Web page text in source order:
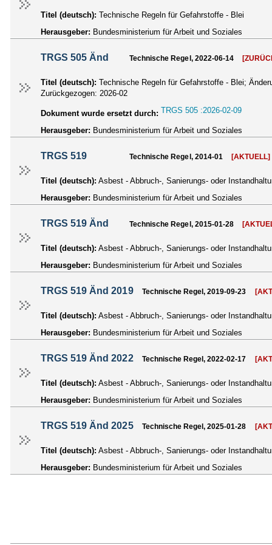
Titel (deutsch): Technische Regeln für Gefahrstoffe - Blei
Herausgeber: Bundesministerium für Arbeit und Soziales
TRGS 505 Änd Technische Regel, 2022-06-14
Titel (deutsch): Technische Regeln für Gefahrstoffe - Blei;
Zurückgezogen: 2026-02
Dokument wurde ersetzt durch: TRGS 505 :2026-02-09
Herausgeber: Bundesministerium für Arbeit und Soziales
TRGS 519 Technische Regel, 2014-01 [AKTUELL]
Titel (deutsch): Asbest - Abbruch-, Sanierungs- oder
Herausgeber: Bundesministerium für Arbeit und Soziales
TRGS 519 Änd Technische Regel, 2015-01-28
Titel (deutsch): Asbest - Abbruch-, Sanierungs- oder
Herausgeber: Bundesministerium für Arbeit und Soziales
TRGS 519 Änd 2019 Technische Regel, 2019-09-23
Titel (deutsch): Asbest - Abbruch-, Sanierungs- oder
Herausgeber: Bundesministerium für Arbeit und Soziales
TRGS 519 Änd 2022 Technische Regel, 2022-02-17
Titel (deutsch): Asbest - Abbruch-, Sanierungs- oder
Herausgeber: Bundesministerium für Arbeit und Soziales
TRGS 519 Änd 2025 Technische Regel, 2025-01-28
Titel (deutsch): Asbest - Abbruch-, Sanierungs- oder
Herausgeber: Bundesministerium für Arbeit und Soziales